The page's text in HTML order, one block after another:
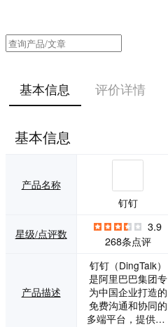
基本信息 评价详情
基本信息
产品名称
钉钉
星级/点评数
3.9
268条点评
产品描述
钉钉（DingTalk）
是阿里巴巴集团专
为中国企业打造的
免费沟通和协同的
多端平台，提供PC